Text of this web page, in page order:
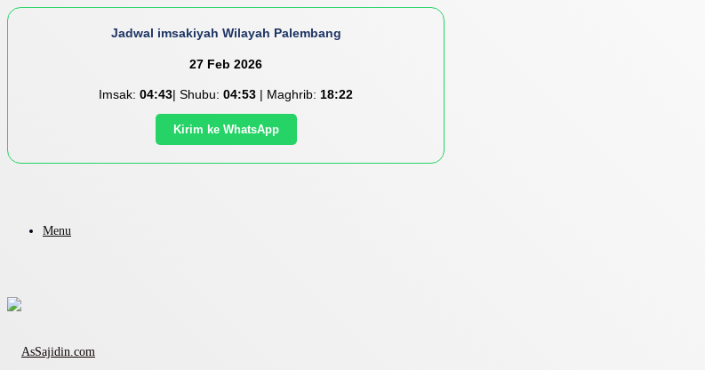
Jadwal imsakiyah Wilayah Palembang
27 Feb 2026
Imsak: 04:43| Shubu: 04:53 | Maghrib: 18:22
Kirim ke WhatsApp
Menu